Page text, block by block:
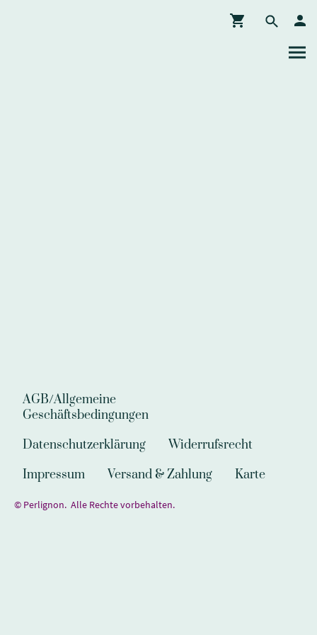
AGB/Allgemeine
Geschäftsbedingungen
Datenschutzerklärung
Widerrufsrecht
Impressum
Versand & Zahlung Karte
© Perlignon. Alle Rechte vorbehalten.